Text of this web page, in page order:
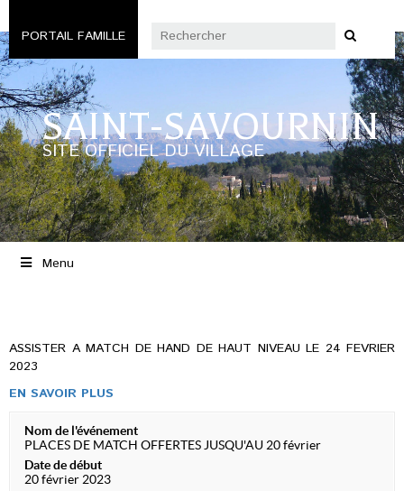
PORTAIL FAMILLE
SAINT-SAVOURNIN
SITE OFFICIEL DU VILLAGE
Menu
ASSISTER A MATCH DE HAND DE HAUT NIVEAU LE 24 FEVRIER
2023
EN SAVOIR PLUS
Nom de l'événement
PLACES DE MATCH OFFERTES JUSQU'AU 20 février
Date de début
20 février 2023